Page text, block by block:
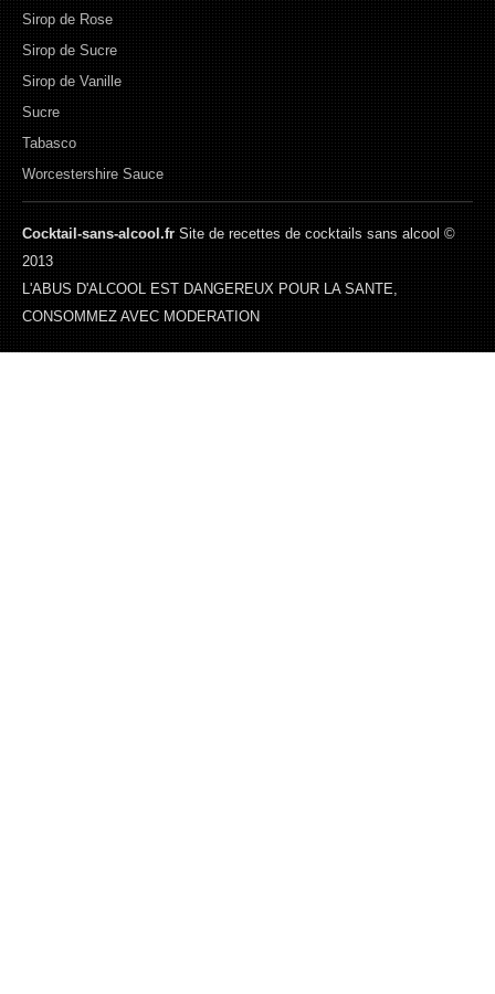
Sirop de Rose
Sirop de Sucre
Sirop de Vanille
Sucre
Tabasco
Worcestershire Sauce
Cocktail-sans-alcool.frSite de recettes de cocktails sans alcool ©
2013
L'ABUS D'ALCOOL EST DANGEREUX POUR LA SANTE,
CONSOMMEZ AVEC MODERATION